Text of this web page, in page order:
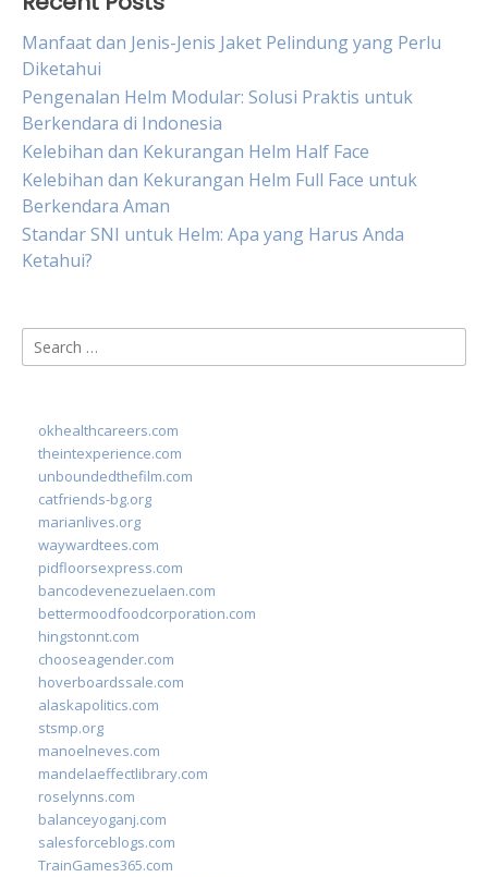
Manfaat dan Jenis-Jenis Jaket Pelindung yang Perlu
Diketahui
Pengenalan Helm Modular: Solusi Praktis untuk
Berkendara di Indonesia
Kelebihan dan Kekurangan Helm Half Face
Kelebihan dan Kekurangan Helm Full Face untuk
Berkendara Aman
Standar SNI untuk Helm: Apa yang Harus Anda
Ketahui?
Search
for:
okhealthcareers.com
theintexperience.com
unboundedthefilm.com
catfriends-bg.org
marianlives.org
waywardtees.com
pidfloorsexpress.com
bancodevenezuelaen.com
bettermoodfoodcorporation.com
hingstonnt.com
chooseagender.com
hoverboardssale.com
alaskapolitics.com
stsmp.org
manoelneves.com
mandelaeffectlibrary.com
roselynns.com
balanceyoganj.com
salesforceblogs.com
TrainGames365.com